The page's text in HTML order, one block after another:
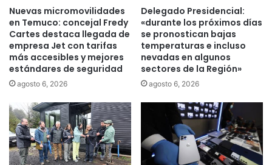
i
a
t
u
v
i
a
m
á
s
q
a
m
i
l
i
a
r
M
i
l
a
n
Nuevas micromovilidades
en Temuco: concejal Fredy
Cartes destaca llegada de
empresa Jet con tarifas
más accesibles y mejores
estándares de seguridad
agosto 6, 2026
Delegado Presidencial:
«durante los próximos días
se pronostican bajas
temperaturas e incluso
nevadas en algunos
sectores de la Región»
agosto 6, 2026